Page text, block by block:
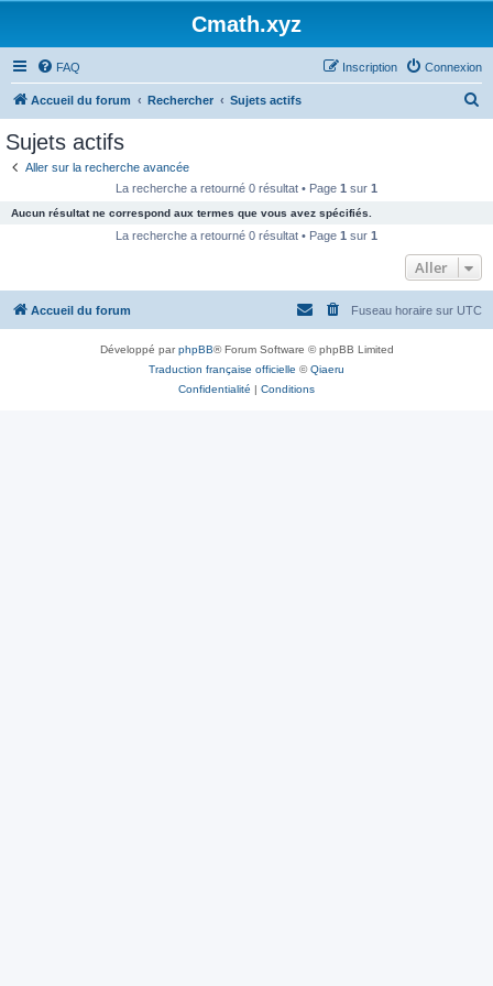
Cmath.xyz
FAQ Connexion
Inscription
Accueil du forum Rechercher Sujets actifs
c
e
Sujets actifs
Aller sur la recherche avancée
La recherche a retourné 0 résultat • Page 1 sur 1
Aucun résultat ne correspond aux termes que vous avez spécifiés.
La recherche a retourné 0 résultat • Page 1 sur 1
Aller
Accueil du forum Fuseau horaire sur UTC
Développé parphpBB® Forum Software © phpBB Limited
Traduction française officielle ©Qiaeru
Confidentialité | Conditions